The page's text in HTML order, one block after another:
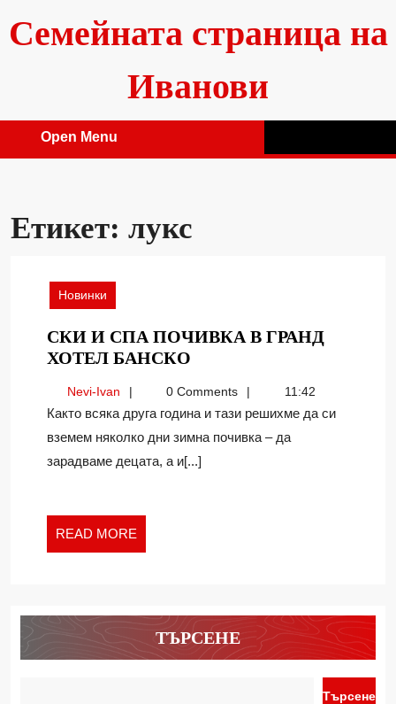
content
Семейната страница на
Иванови
Open Menu
Етикет: лукс
Новинки
СКИ И СПА ПОЧИВКА В ГРАНД
ХОТЕЛ БАНСКО
СПА
ПОЧИВКА
В
ГРАНД
Nevi-IvanNevi-
Ivan
0 Comments 11:42
Както всяка друга година и тази решихме да си
вземем няколко дни зимна почивка – да
зарадваме децата, а и[...]
READ MORE
MORE
ТЪРСЕНЕ
Търсене